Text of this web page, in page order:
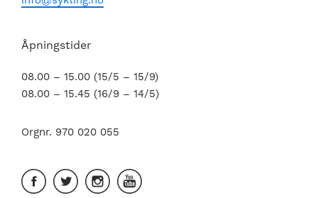
Åpningstider
08.00 – 15.00 (15/5 – 15/9)
08.00 – 15.45 (16/9 – 14/5)
Orgnr. 970 020 055